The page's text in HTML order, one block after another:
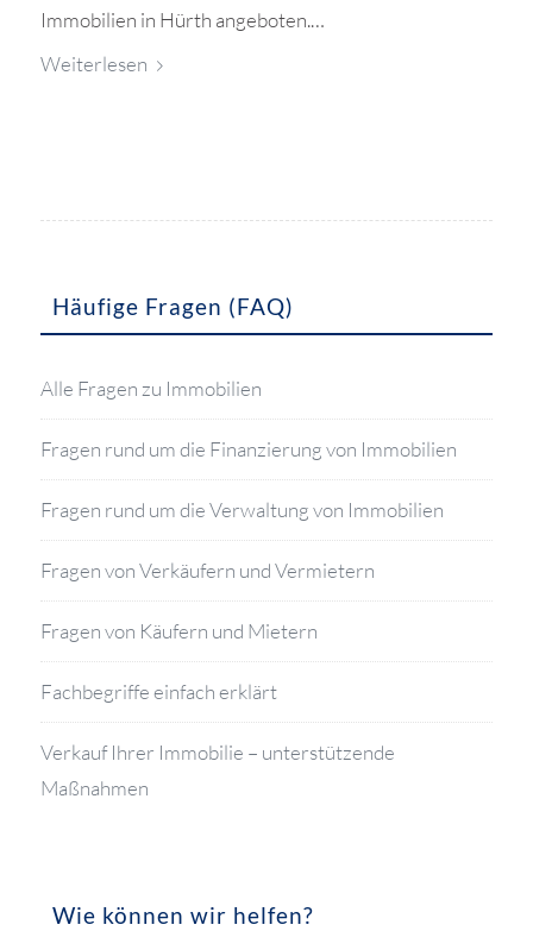
Immobilien in Hürth angeboten.…
Weiterlesen
Häufige Fragen (FAQ)
Alle Fragen zu Immobilien
Fragen rund um die Finanzierung von Immobilien
Fragen rund um die Verwaltung von Immobilien
Fragen von Verkäufern und Vermietern
Fragen von Käufern und Mietern
Fachbegriffe einfach erklärt
Verkauf Ihrer Immobilie – unterstützende
Maßnahmen
Wie können wir helfen?